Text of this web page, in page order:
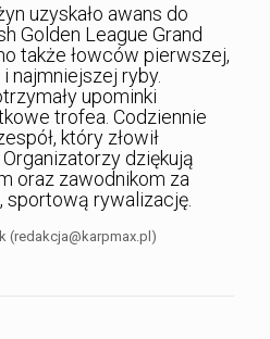
uzyskało awans do
Golden League Grand
także łowców pierwszej,
najmniejszej ryby.
upominki
trofea. Codziennie
który złowił
dziękują
oraz zawodnikom za
sportową rywalizację.
(redakcja@karpmax.pl)